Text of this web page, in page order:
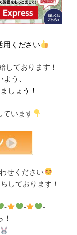
用ください
しております！
う、
しょう！
ています
せください
しております！
- -
-